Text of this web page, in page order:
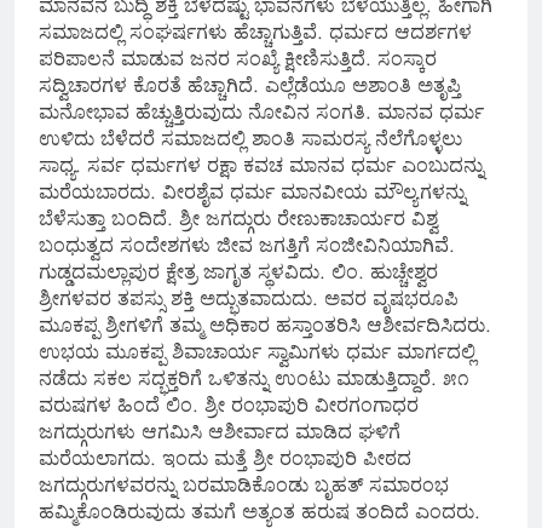
ಮಾನವನ ಬುದ್ಧಿ ಶಕ್ತಿ ಬೆಳೆದಷ್ಟು ಭಾವನೆಗಳು ಬೆಳೆಯುತ್ತಿಲ್ಲ. ಹೀಗಾಗಿ
ಸಮಾಜದಲ್ಲಿ ಸಂಘರ್ಷಗಳು ಹೆಚ್ಚಾಗುತ್ತಿವೆ. ಧರ್ಮದ ಆದರ್ಶಗಳ
ಪರಿಪಾಲನೆ ಮಾಡುವ ಜನರ ಸಂಖ್ಯೆ ಕ್ಷೀಣಿಸುತ್ತಿದೆ. ಸಂಸ್ಕಾರ
ಸದ್ವಿಚಾರಗಳ ಕೊರತೆ ಹೆಚ್ಚಾಗಿದೆ. ಎಲ್ಲೆಡೆಯೂ ಅಶಾಂತಿ ಅತೃಪ್ತಿ
ಮನೋಭಾವ ಹೆಚ್ಚುತ್ತಿರುವುದು ನೋವಿನ ಸಂಗತಿ. ಮಾನವ ಧರ್ಮ
ಉಳಿದು ಬೆಳೆದರೆ ಸಮಾಜದಲ್ಲಿ ಶಾಂತಿ ಸಾಮರಸ್ಯ ನೆಲೆಗೊಳ್ಳಲು
ಸಾಧ್ಯ. ಸರ್ವ ಧರ್ಮಗಳ ರಕ್ಷಾ ಕವಚ ಮಾನವ ಧರ್ಮ ಎಂಬುದನ್ನು
ಮರೆಯಬಾರದು. ವೀರಶೈವ ಧರ್ಮ ಮಾನವೀಯ ಮೌಲ್ಯಗಳನ್ನು
ಬೆಳೆಸುತ್ತಾ ಬಂದಿದೆ. ಶ್ರೀ ಜಗದ್ಗುರು ರೇಣುಕಾಚಾರ್ಯರ ವಿಶ್ವ
ಬಂಧುತ್ವದ ಸಂದೇಶಗಳು ಜೀವ ಜಗತ್ತಿಗೆ ಸಂಜೀವಿನಿಯಾಗಿವೆ.
ಗುಡ್ಡದಮಲ್ಲಾಪುರ ಕ್ಷೇತ್ರ ಜಾಗೃತ ಸ್ಥಳವಿದು. ಲಿಂ. ಹುಚ್ಚೇಶ್ವರ
ಶ್ರೀಗಳವರ ತಪಸ್ಸು ಶಕ್ತಿ ಅದ್ಭುತವಾದುದು. ಅವರ ವೃಷಭರೂಪಿ
ಮೂಕಪ್ಪ ಶ್ರೀಗಳಿಗೆ ತಮ್ಮ ಅಧಿಕಾರ ಹಸ್ತಾಂತರಿಸಿ ಆಶೀರ್ವದಿಸಿದರು.
ಉಭಯ ಮೂಕಪ್ಪ ಶಿವಾಚಾರ್ಯ ಸ್ವಾಮಿಗಳು ಧರ್ಮ ಮಾರ್ಗದಲ್ಲಿ
ನಡೆದು ಸಕಲ ಸದ್ಭಕ್ತರಿಗೆ ಒಳಿತನ್ನು ಉಂಟು ಮಾಡುತ್ತಿದ್ದಾರೆ. ೫೧
ವರುಷಗಳ ಹಿಂದೆ ಲಿಂ. ಶ್ರೀ ರಂಭಾಪುರಿ ವೀರಗಂಗಾಧರ
ಜಗದ್ಗುರುಗಳು ಆಗಮಿಸಿ ಆಶೀರ್ವಾದ ಮಾಡಿದ ಘಳಿಗೆ
ಮರೆಯಲಾಗದು. ಇಂದು ಮತ್ತೆ ಶ್ರೀ ರಂಭಾಪುರಿ ಪೀಠದ
ಜಗದ್ಗುರುಗಳವರನ್ನು ಬರಮಾಡಿಕೊಂಡು ಬೃಹತ್ ಸಮಾರಂಭ
ಹಮ್ಮಿಕೊಂಡಿರುವುದು ತಮಗೆ ಅತ್ಯಂತ ಹರುಷ ತಂದಿದೆ ಎಂದರು.